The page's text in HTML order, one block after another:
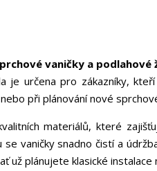
vaničky a podlahové
je určena pro zákazníky,
při plánování nové
materiálů, které
vaničky snadno čistí a
už plánujete klasické